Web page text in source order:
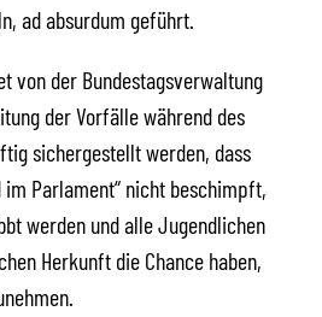
ad absurdum geführt.
von der Bundestagsverwaltung
der Vorfälle während des
sichergestellt werden, dass
im Parlament“ nicht beschimpft,
werden und alle Jugendlichen
Herkunft die Chance haben,